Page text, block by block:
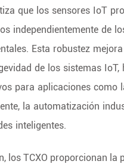
que los sensores IoT
independientemente de
Esta robustez
de los sistemas
para aplicaciones como
la automatización
inteligentes.
los TCXO proporcionan la